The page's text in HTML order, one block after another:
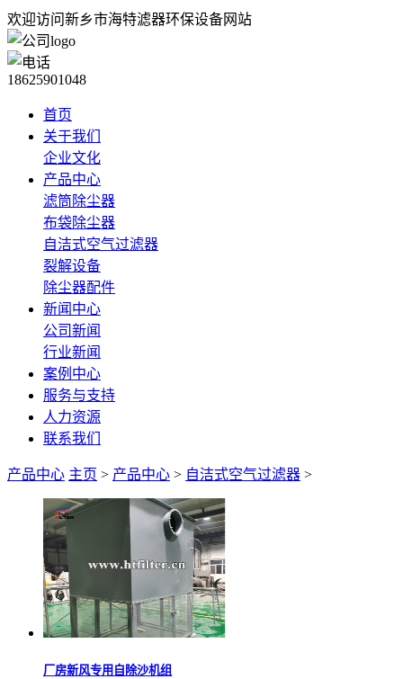
欢迎访问新乡市海特滤器环保设备网站
18625901048
首页
关于我们
企业文化
产品中心
滤筒除尘器
布袋除尘器
自洁式空气过滤器
裂解设备
除尘器配件
新闻中心
公司新闻
行业新闻
案例中心
服务与支持
人力资源
联系我们
产品中心 主页 > 产品中心 > 自洁式空气过滤器 >
厂房新风专用自除沙机组